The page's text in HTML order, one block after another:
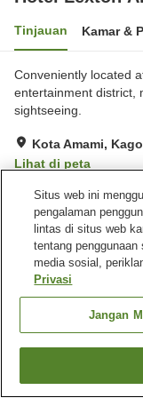
Tinjauan Kamar &
Conveniently located
entertainment district,
sightseeing.
Kota Amami,
Lihat di peta
Fasilitas properti
Tempat parkir
Mesin penjual
Beranda
Hotel Lexton Amami
Situs web ini
pengalaman
lintas di situs web
tentang
media sosial,
Privasi
Jangan